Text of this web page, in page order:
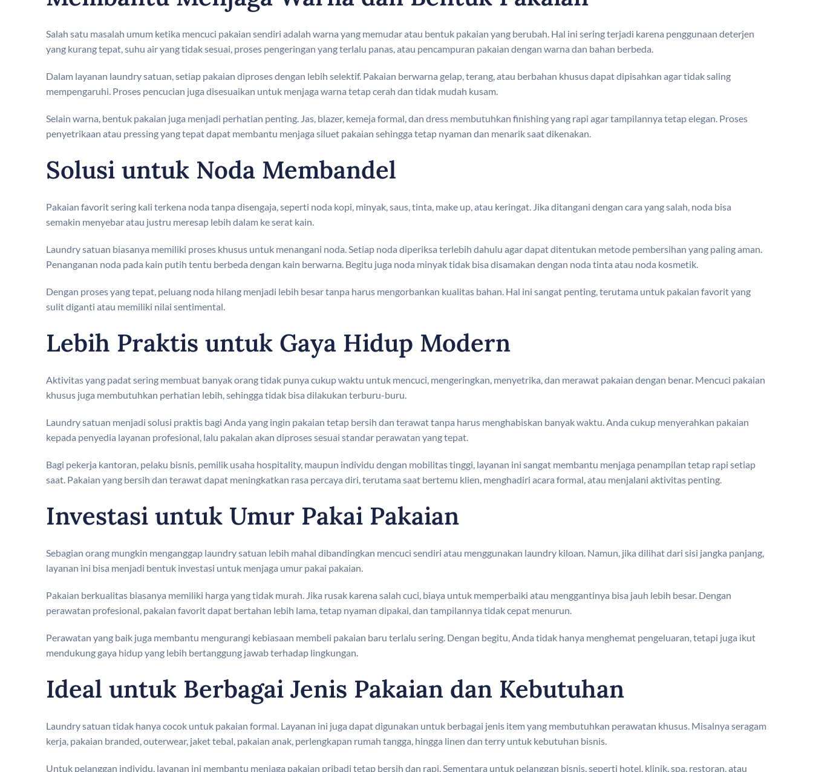
Salah satu masalah umum ketika mencuci pakaian sendiri adalah warna yang memudar atau bentuk pakaian yang berubah. Hal ini sering terjadi karena penggunaan deterjen
yang kurang tepat, suhu air yang tidak sesuai, proses pengeringan yang terlalu panas, atau pencampuran pakaian dengan warna dan bahan berbeda.
Dalam layanan laundry satuan, setiap pakaian diproses dengan lebih selektif. Pakaian berwarna gelap, terang, atau berbahan khusus dapat dipisahkan agar tidak saling
mempengaruhi. Proses pencucian juga disesuaikan untuk menjaga warna tetap cerah dan tidak mudah kusam.
Selain warna, bentuk pakaian juga menjadi perhatian penting. Jas, blazer, kemeja formal, dan dress membutuhkan finishing yang rapi agar tampilannya tetap elegan. Proses
penyetrikaan atau pressing yang tepat dapat membantu menjaga siluet pakaian sehingga tetap nyaman dan menarik saat dikenakan.
Solusi untuk Noda Membandel
Pakaian favorit sering kali terkena noda tanpa disengaja, seperti noda kopi, minyak, saus, tinta, make up, atau keringat. Jika ditangani dengan cara yang salah, noda bisa
semakin menyebar atau justru meresap lebih dalam ke serat kain.
Laundry satuan biasanya memiliki proses khusus untuk menangani noda. Setiap noda diperiksa terlebih dahulu agar dapat ditentukan metode pembersihan yang paling aman.
Penanganan noda pada kain putih tentu berbeda dengan kain berwarna. Begitu juga noda minyak tidak bisa disamakan dengan noda tinta atau noda kosmetik.
Dengan proses yang tepat, peluang noda hilang menjadi lebih besar tanpa harus mengorbankan kualitas bahan. Hal ini sangat penting, terutama untuk pakaian favorit yang
sulit diganti atau memiliki nilai sentimental.
Lebih Praktis untuk Gaya Hidup Modern
Aktivitas yang padat sering membuat banyak orang tidak punya cukup waktu untuk mencuci, mengeringkan, menyetrika, dan merawat pakaian dengan benar. Mencuci pakaian
khusus juga membutuhkan perhatian lebih, sehingga tidak bisa dilakukan terburu-buru.
Laundry satuan menjadi solusi praktis bagi Anda yang ingin pakaian tetap bersih dan terawat tanpa harus menghabiskan banyak waktu. Anda cukup menyerahkan pakaian
kepada penyedia layanan profesional, lalu pakaian akan diproses sesuai standar perawatan yang tepat.
Bagi pekerja kantoran, pelaku bisnis, pemilik usaha hospitality, maupun individu dengan mobilitas tinggi, layanan ini sangat membantu menjaga penampilan tetap rapi setiap
saat. Pakaian yang bersih dan terawat dapat meningkatkan rasa percaya diri, terutama saat bertemu klien, menghadiri acara formal, atau menjalani aktivitas penting.
Investasi untuk Umur Pakai Pakaian
Sebagian orang mungkin menganggap laundry satuan lebih mahal dibandingkan mencuci sendiri atau menggunakan laundry kiloan. Namun, jika dilihat dari sisi jangka panjang,
layanan ini bisa menjadi bentuk investasi untuk menjaga umur pakai pakaian.
Pakaian berkualitas biasanya memiliki harga yang tidak murah. Jika rusak karena salah cuci, biaya untuk memperbaiki atau menggantinya bisa jauh lebih besar. Dengan
perawatan profesional, pakaian favorit dapat bertahan lebih lama, tetap nyaman dipakai, dan tampilannya tidak cepat menurun.
Perawatan yang baik juga membantu mengurangi kebiasaan membeli pakaian baru terlalu sering. Dengan begitu, Anda tidak hanya menghemat pengeluaran, tetapi juga ikut
mendukung gaya hidup yang lebih bertanggung jawab terhadap lingkungan.
Ideal untuk Berbagai Jenis Pakaian dan Kebutuhan
Laundry satuan tidak hanya cocok untuk pakaian formal. Layanan ini juga dapat digunakan untuk berbagai jenis item yang membutuhkan perawatan khusus. Misalnya seragam
kerja, pakaian branded, outerwear, jaket tebal, pakaian anak, perlengkapan rumah tangga, hingga linen dan terry untuk kebutuhan bisnis.
Untuk pelanggan individu, layanan ini membantu menjaga pakaian pribadi tetap bersih dan rapi. Sementara untuk pelanggan bisnis, seperti hotel, klinik, spa, restoran, atau